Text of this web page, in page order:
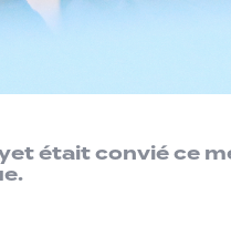
était convié ce